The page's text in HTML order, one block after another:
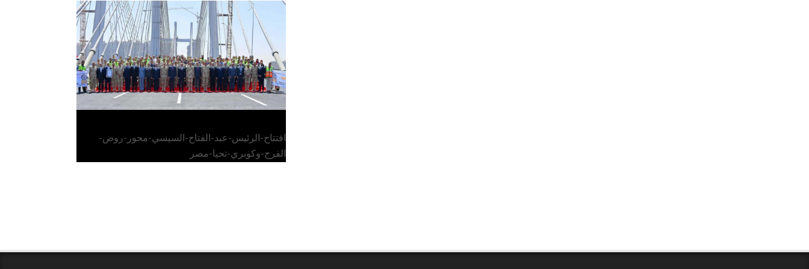
الرئيس عبد الفتاح السيسي يفتتح محور روض
الفرج وكوبري تحيا مصر
افتتاح-الرئيس-عبد-الفتاح-السيسي-محور-روض-
الفرج-وكوبري-تحيا-مصر